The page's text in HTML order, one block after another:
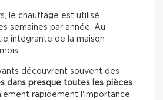
le chauffage est utilisé
semaines par année. Au
intégrante de la maison
découvrent souvent des
dans presque toutes les pièces.
rapidement l'importance